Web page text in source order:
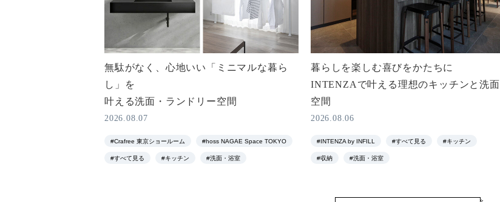
無駄がなく、心地いい「ミニマルな暮ら
し」を
叶える洗面・ランドリー空間
2026.08.07
#Crafree 東京ショールーム #hoss NAGAE Space TOKYO
#すべて見る #キッチン #洗面・浴室
暮らしを楽しむ喜びをかたちに
INTENZAで叶える理想のキッチンと洗面
空間
2026.08.06
#INTENZA by INFILL #すべて見る #キッチン
#収納 #洗面・浴室